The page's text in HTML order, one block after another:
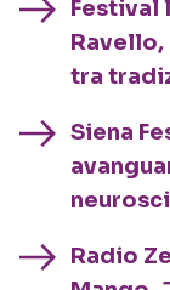
Festival
Ravello,
tra
Siena
Radio